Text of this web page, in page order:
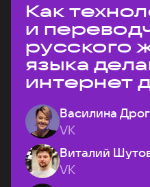
Как
и
русского
языка
интернет
Василина
VK
Виталий
VK